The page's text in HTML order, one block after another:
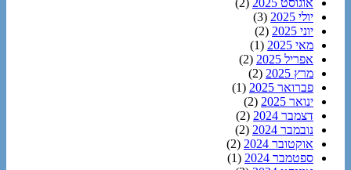
יולי 2025
(3)
יוני 2025
(2)
מאי 2025
(1)
אפריל 2025
(2)
מרץ 2025
(2)
פברואר 2025
(1)
ינואר 2025
(2)
דצמבר 2024
(2)
נובמבר 2024
(2)
אוקטובר 2024
(2)
ספטמבר 2024
(1)